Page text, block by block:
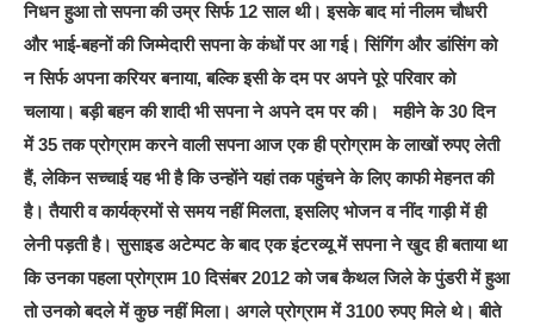
निधन हुआ तो सपना की उम्र सिर्फ 12 साल थी। इसके बाद मां नीलम चौधरी
और भाई-बहनों की जिम्मेदारी सपना के कंधों पर आ गई। सिंगिंग और डांसिंग को
न सिर्फ अपना करियर बनाया, बल्कि इसी के दम पर अपने पूरे परिवार को
चलाया। बड़ी बहन की शादी भी सपना ने अपने दम पर की। महीने के 30 दिन
में 35 तक प्रोग्राम करने वाली सपना आज एक ही प्रोग्राम के लाखों रुपए लेती
हैं, लेकिन सच्चाई यह भी है कि उन्होंने यहां तक पहुंचने के लिए काफी मेहनत की
है। तैयारी व कार्यक्रमों से समय नहीं मिलता, इसलिए भोजन व नींद गाड़ी में ही
लेनी पड़ती है। सुसाइड अटेम्पट के बाद एक इंटरव्यू में सपना ने खुद ही बताया था
कि उनका पहला प्रोग्राम 10 दिसंबर 2012 को जब कैथल जिले के पुंडरी में हुआ
तो उनको बदले में कुछ नहीं मिला। अगले प्रोग्राम में 3100 रुपए मिले थे। बीते